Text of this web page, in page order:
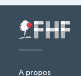
A propos